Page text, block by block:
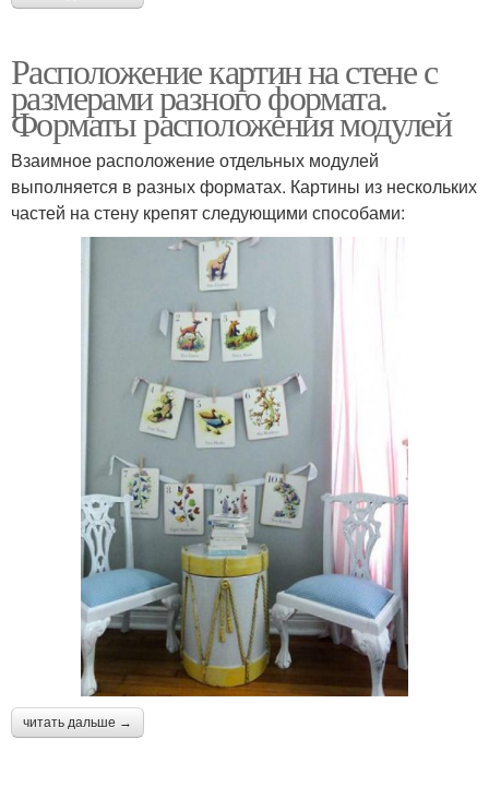
Расположение картин на стене с
размерами разного формата.
Форматы расположения модулей
Взаимное расположение отдельных модулей
выполняется в разных форматах. Картины из нескольких
частей на стену крепят следующими способами:
читать дальше →